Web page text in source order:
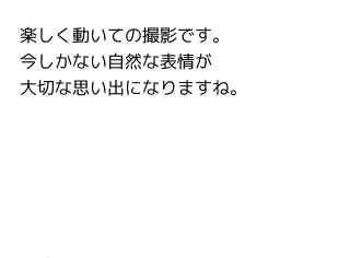
楽しく動いての撮影です。
今しかない自然な表情が
大切な思い出になりますね。